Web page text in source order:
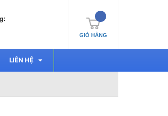
GIỎ HÀNG
LIÊN HỆ